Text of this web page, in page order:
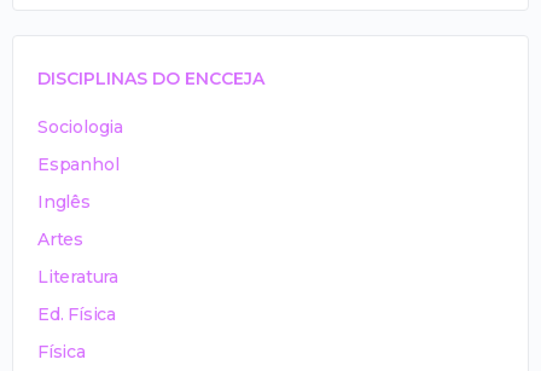
DISCIPLINAS DO ENCCEJA
Sociologia
Espanhol
Inglês
Artes
Literatura
Ed. Física
Física